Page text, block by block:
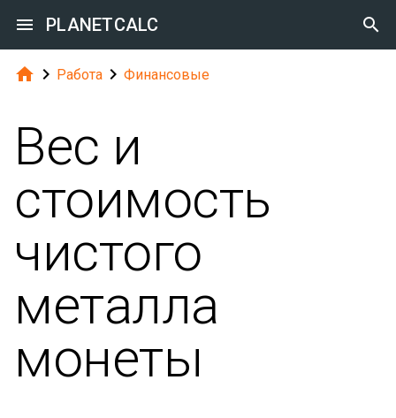
 PLANETCALC 
  Работа  Финансовые
Вес и
стоимость
чистого
металла
монеты